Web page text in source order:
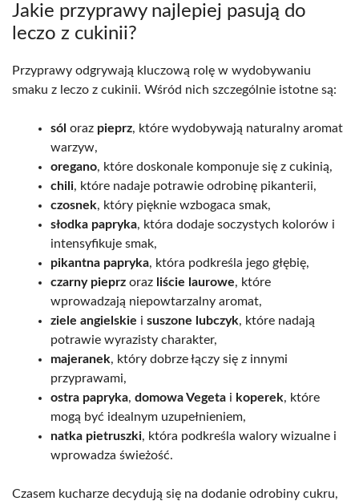
Jakie przyprawy najlepiej pasują do
leczo z cukinii?
Przyprawy odgrywają kluczową rolę w wydobywaniu
smaku z leczo z cukinii. Wśród nich szczególnie istotne są:
sól oraz pieprz, które wydobywają naturalny aromat
warzyw,
oregano, które doskonale komponuje się z cukinią,
chili, które nadaje potrawie odrobinę pikanterii,
czosnek, który pięknie wzbogaca smak,
słodka papryka, która dodaje soczystych kolorów i
intensyfikuje smak,
pikantna papryka, która podkreśla jego głębię,
czarny pieprz oraz liście laurowe, które
wprowadzają niepowtarzalny aromat,
ziele angielskie i suszone lubczyk, które nadają
potrawie wyrazisty charakter,
majeranek, który dobrze łączy się z innymi
przyprawami,
ostra papryka, domowa Vegeta i koperek, które
mogą być idealnym uzupełnieniem,
natka pietruszki, która podkreśla walory wizualne i
wprowadza świeżość.
Czasem kucharze decydują się na dodanie odrobiny cukru,